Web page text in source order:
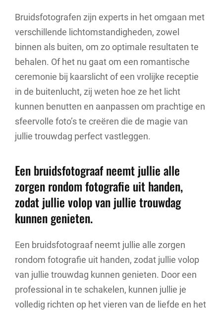
Bruidsfotografen zijn experts in het omgaan met
verschillende lichtomstandigheden, zowel
binnen als buiten, om zo optimale resultaten te
behalen. Of het nu gaat om een romantische
ceremonie bij kaarslicht of een vrolijke receptie
in de buitenlucht, zij weten hoe ze het licht
kunnen benutten en aanpassen om prachtige en
sfeervolle foto’s te creëren die de magie van
jullie trouwdag perfect vastleggen.
Een bruidsfotograaf neemt jullie alle
zorgen rondom fotografie uit handen,
zodat jullie volop van jullie trouwdag
kunnen genieten.
Een bruidsfotograaf neemt jullie alle zorgen
rondom fotografie uit handen, zodat jullie volop
van jullie trouwdag kunnen genieten. Door een
professional in te schakelen, kunnen jullie je
volledig richten op het vieren van de liefde en het